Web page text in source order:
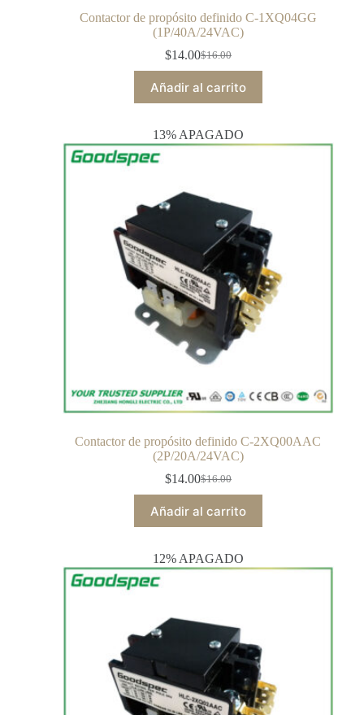
Contactor de propósito definido C-1XQ04GG
(1P/40A/24VAC)
$16.00
$14.00
Añadir al carrito
13% APAGADO
Contactor de propósito definido C-2XQ00AAC
(2P/20A/24VAC)
$16.00
$14.00
Añadir al carrito
12% APAGADO